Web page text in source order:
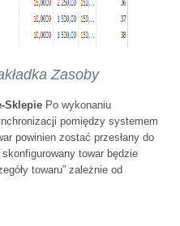
Zasoby
Sklepie Po wykonaniu
pomiędzy systemem
powinien zostać przesłany do
towar będzie
towaru” zależnie od